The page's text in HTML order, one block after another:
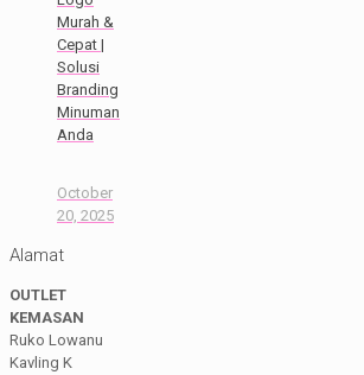
Murah &
Cepat |
Solusi
Branding
Minuman
Anda
October
20, 2025
Alamat
OUTLET
KEMASAN
Ruko Lowanu
Kavling K